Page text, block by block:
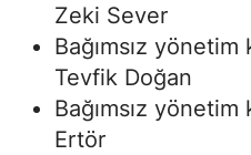
Zeki Sever
Bağımsız
Tevfik Doğan
Bağımsız
Ertör